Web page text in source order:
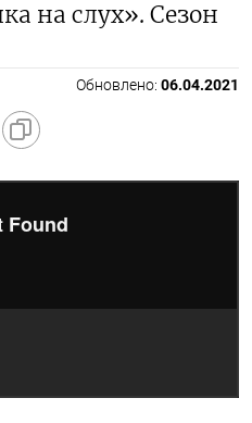
на слух». Сезон
Обновлено: 06.04.2021